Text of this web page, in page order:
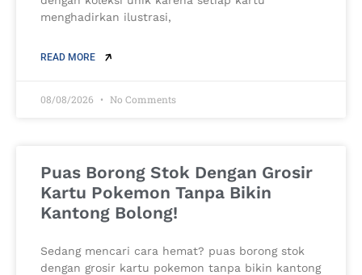
menghadirkan ilustrasi,
READ MORE
08/08/2026 No Comments
Puas Borong Stok Dengan Grosir
Kartu Pokemon Tanpa Bikin
Kantong Bolong!
Sedang mencari cara hemat? puas borong stok
dengan grosir kartu pokemon tanpa bikin kantong